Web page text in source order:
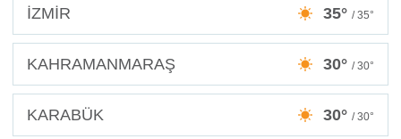
İZMİR 35° / 35°
KAHRAMANMARAŞ 30° / 30°
KARABÜK 30° / 30°